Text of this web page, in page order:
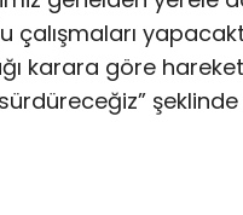
karara göre